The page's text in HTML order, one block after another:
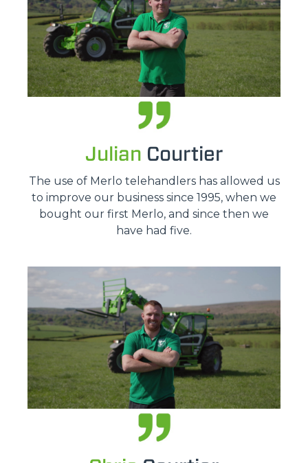
Julian Courtier
The use of Merlo telehandlers has allowed us
to improve our business since 1995, when we
bought our first Merlo, and since then we
have had five.